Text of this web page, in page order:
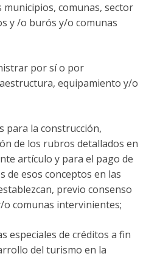
municipios, comunas, sector
y /o burós y/o comunas
por sí o por
equipamiento y/o
para la construcción,
de los rubros detallados en
artículo y para el pago de
de esos conceptos en las
previo consenso
comunas intervinientes;
especiales de créditos a fin
del turismo en la